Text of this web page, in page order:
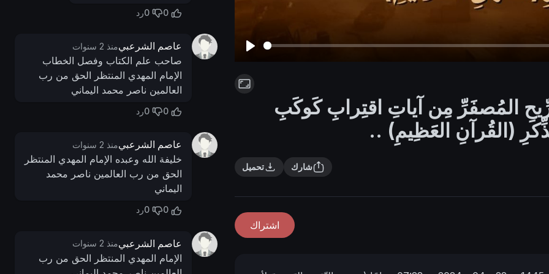
l
a
المُصفَرِّ مِن آياتِ اقتِرابِ كَوكَبِ
(القُرآنِ العََظِيمِ) ..
شارك تحميل
اشتراك
0
0رد
عاصم الشرعبيمنذ 2 سنوات
صاحب علم الكتاب وفصل الخطاب
الإمام المهدي المنتظر الحق من رب
العالمين ناصر محمد اليماني
0
0رد
عاصم الشرعبيمنذ 2 سنوات
خليفة الله وعبده الإمام المهدي المنتظر
الحق من رب العالمين ناصر محمد
اليماني
0
0رد
عاصم الشرعبيمنذ 2 سنوات
الإمام المهدي المنتظر الحق من رب